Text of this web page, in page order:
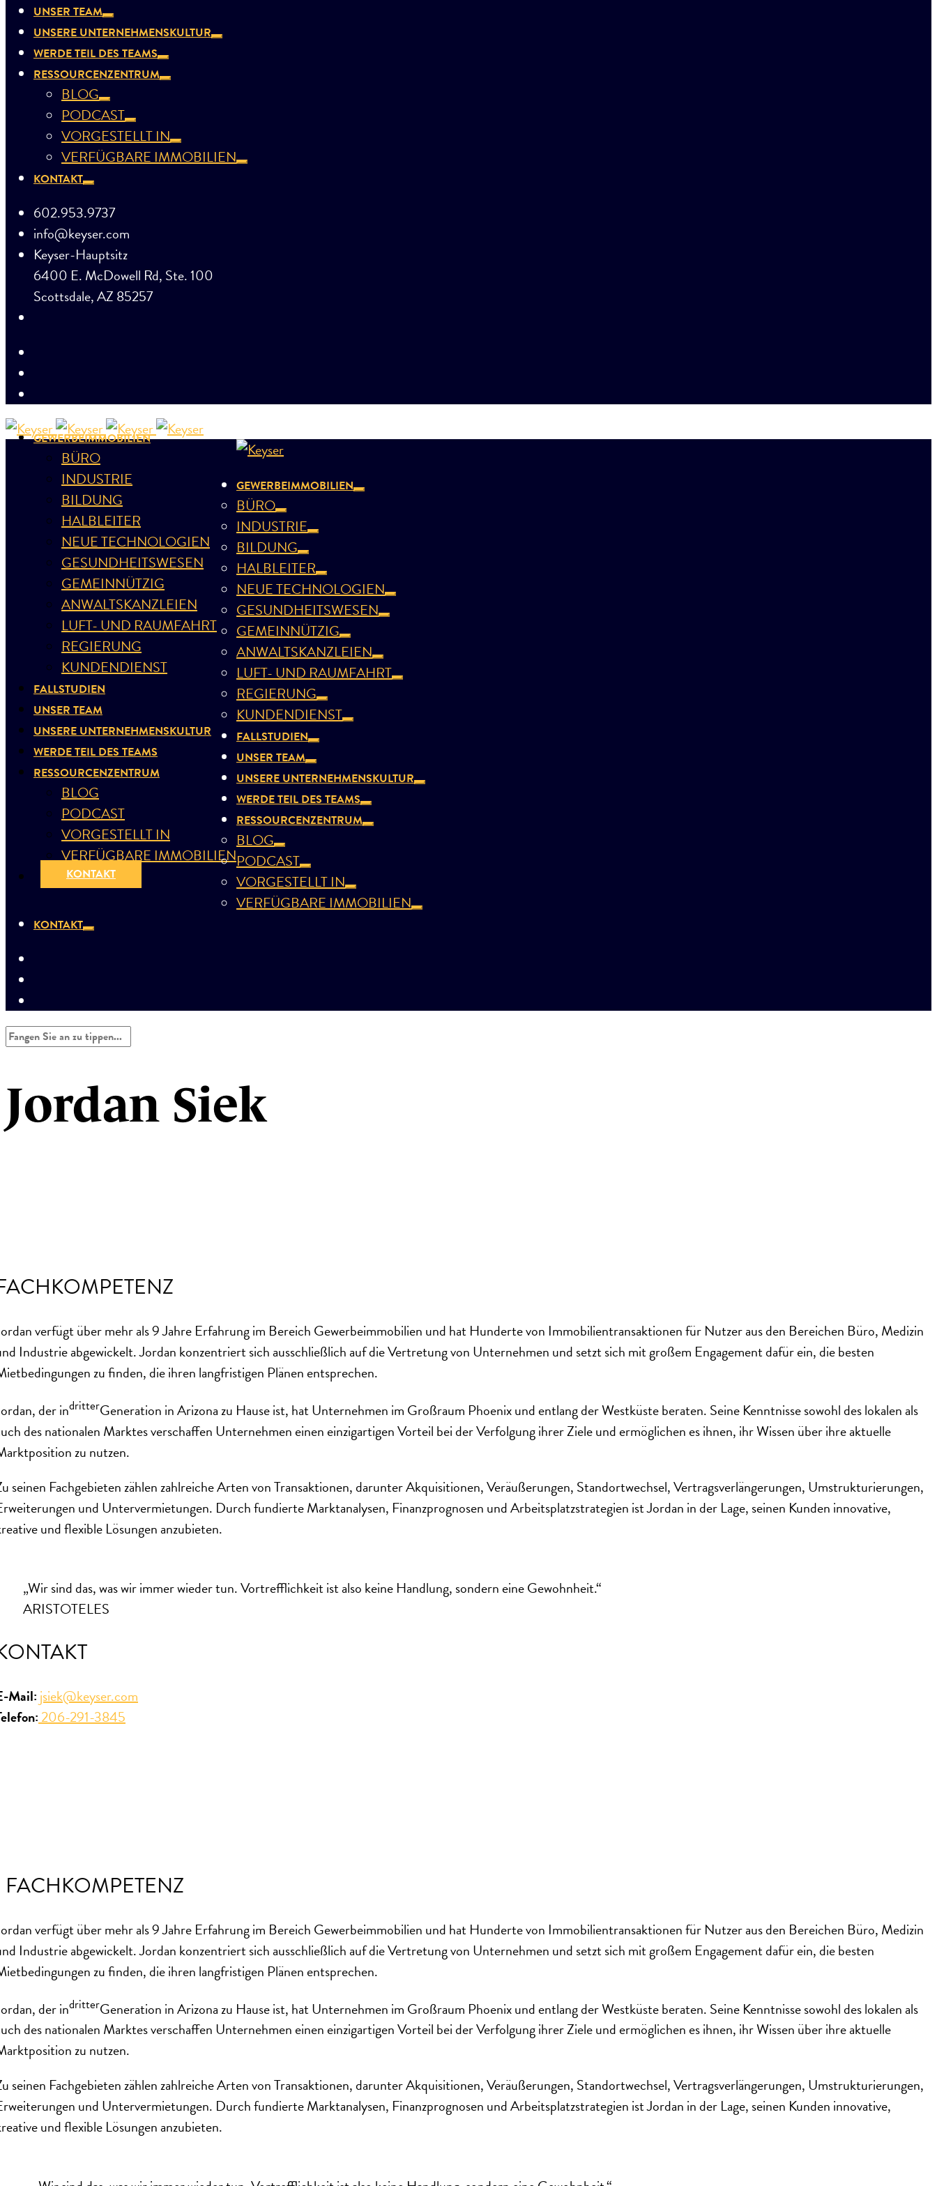
UNSER TEAM
UNSERE UNTERNEHMENSKULTUR
WERDE TEIL DES TEAMS
RESSOURCENZENTRUM
BLOG
PODCAST
VORGESTELLT IN
VERFÜGBARE IMMOBILIEN
KONTAKT
602.953.9737
info@keyser.com
Keyser-Hauptsitz
6400 E. McDowell Rd, Ste. 100
Scottsdale, AZ 85257
GEWERBEIMMOBILIEN
BÜRO
INDUSTRIE
BILDUNG
HALBLEITER
NEUE TECHNOLOGIEN
GESUNDHEITSWESEN
GEMEINNÜTZIG
ANWALTSKANZLEIEN
LUFT- UND RAUMFAHRT
REGIERUNG
KUNDENDIENST
FALLSTUDIEN
UNSER TEAM
UNSERE UNTERNEHMENSKULTUR
WERDE TEIL DES TEAMS
RESSOURCENZENTRUM
BLOG
PODCAST
VORGESTELLT IN
VERFÜGBARE IMMOBILIEN
KONTAKT
GEWERBEIMMOBILIEN
BÜRO
INDUSTRIE
BILDUNG
HALBLEITER
NEUE TECHNOLOGIEN
GESUNDHEITSWESEN
GEMEINNÜTZIG
ANWALTSKANZLEIEN
LUFT- UND RAUMFAHRT
REGIERUNG
KUNDENDIENST
FALLSTUDIEN
UNSER TEAM
UNSERE UNTERNEHMENSKULTUR
WERDE TEIL DES TEAMS
RESSOURCENZENTRUM
BLOG
PODCAST
VORGESTELLT IN
VERFÜGBARE IMMOBILIEN
KONTAKT
Jordan Siek
verfügt über mehr als 9 Jahre Erfahrung im Bereich Gewerbeimmobilien und hat Hunderte von Immobilientransaktionen für Nutzer aus den Bereichen Büro, Medizin
Industrie abgewickelt. Jordan konzentriert sich ausschließlich auf die Vertretung von Unternehmen und setzt sich mit großem Engagement dafür ein, die besten
zu finden, die ihren langfristigen Plänen entsprechen.
der indritterGeneration in Arizona zu Hause ist, hat Unternehmen im Großraum Phoenix und entlang der Westküste beraten. Seine Kenntnisse sowohl des lokalen als
des nationalen Marktes verschaffen Unternehmen einen einzigartigen Vorteil bei der Verfolgung ihrer Ziele und ermöglichen es ihnen, ihr Wissen über ihre aktuelle
zu nutzen.
seinen Fachgebieten zählen zahlreiche Arten von Transaktionen, darunter Akquisitionen, Veräußerungen, Standortwechsel, Vertragsverlängerungen, Umstrukturierungen,
und Untervermietungen. Durch fundierte Marktanalysen, Finanzprognosen und Arbeitsplatzstrategien ist Jordan in der Lage, seinen Kunden innovative,
und flexible Lösungen anzubieten.
„Wir sind das, was wir immer wieder tun. Vortrefflichkeit ist also keine Handlung, sondern eine Gewohnheit.“
ARISTOTELES
Mail: jsiek@keyser.com
206-291-3845
FACHKOMPETENZ
verfügt über mehr als 9 Jahre Erfahrung im Bereich Gewerbeimmobilien und hat Hunderte von Immobilientransaktionen für Nutzer aus den Bereichen Büro, Medizin
Industrie abgewickelt. Jordan konzentriert sich ausschließlich auf die Vertretung von Unternehmen und setzt sich mit großem Engagement dafür ein, die besten
zu finden, die ihren langfristigen Plänen entsprechen.
der indritterGeneration in Arizona zu Hause ist, hat Unternehmen im Großraum Phoenix und entlang der Westküste beraten. Seine Kenntnisse sowohl des lokalen als
des nationalen Marktes verschaffen Unternehmen einen einzigartigen Vorteil bei der Verfolgung ihrer Ziele und ermöglichen es ihnen, ihr Wissen über ihre aktuelle
zu nutzen.
seinen Fachgebieten zählen zahlreiche Arten von Transaktionen, darunter Akquisitionen, Veräußerungen, Standortwechsel, Vertragsverlängerungen, Umstrukturierungen,
und Untervermietungen. Durch fundierte Marktanalysen, Finanzprognosen und Arbeitsplatzstrategien ist Jordan in der Lage, seinen Kunden innovative,
und flexible Lösungen anzubieten.